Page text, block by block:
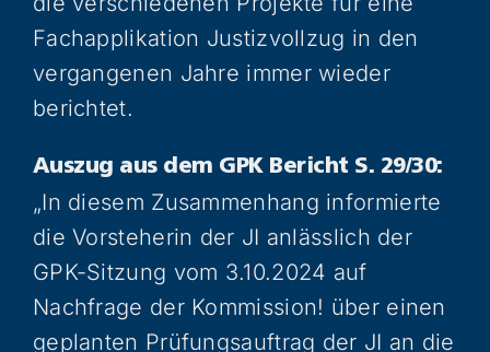
Fachapplikation Justizvollzug in den
vergangenen Jahre immer wieder
berichtet.
Auszug aus dem GPK Bericht S. 29/30:
„In diesem Zusammenhang informierte
die Vorsteherin der JI anlässlich der
GPK-Sitzung vom 3.10.2024 auf
Nachfrage der Kommission! über einen
geplanten Prüfungsauftrag der JI an die